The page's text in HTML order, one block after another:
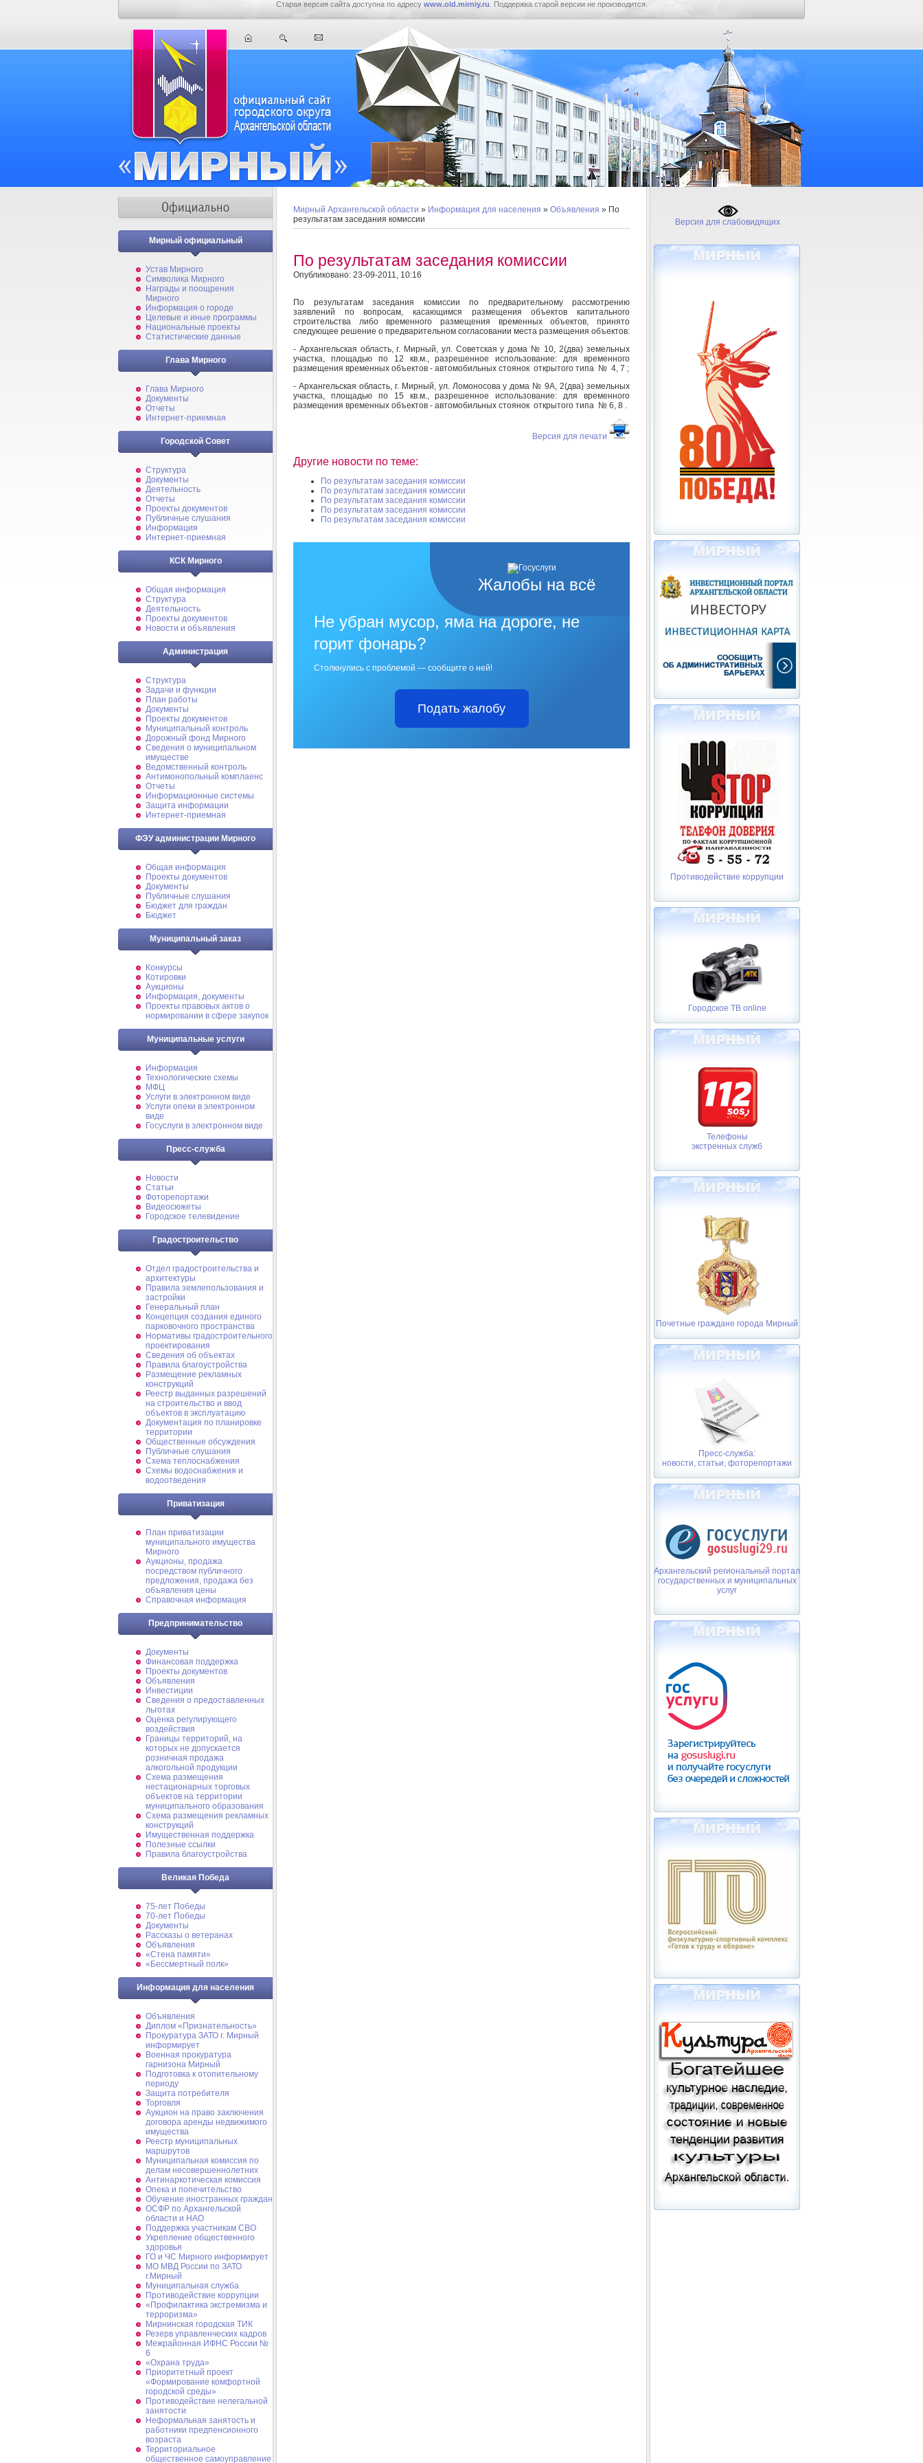
Старая версия сайта доступна по адресу www.old.mirniy.ru . Поддержка старой версии не производится.
Мирный официальный
Устав Мирного
Символика Мирного
Награды и поощрения
Мирного
Информация о городе
Целевые и иные программы
Национальные проекты
Статистические данные
Глава Мирного
Глава Мирного
Документы
Отчеты
Интернет-приемная
Городской Совет
Структура
Документы
Деятельность
Отчеты
Проекты документов
Публичные слушания
Информация
Интернет-приемная
КСК Мирного
Общая информация
Структура
Деятельность
Проекты документов
Новости и объявления
Администрация
Структура
Задачи и функции
План работы
Документы
Проекты документов
Муниципальный контроль
Дорожный фонд Мирного
Cведения о муниципальном
имуществе
Ведомственный контроль
Антимонопольный комплаенс
Отчеты
Информационные системы
Защита информации
Интернет-приемная
ФЭУ администрации Мирного
Общая информация
Проекты документов
Документы
Публичные слушания
Бюджет для граждан
Бюджет
Муниципальный заказ
Конкурсы
Котировки
Аукционы
Информация, документы
Проекты правовых актов о
нормировании в сфере закупок
Муниципальные услуги
Информация
Технологические схемы
МФЦ
Услуги в электронном виде
Услуги опеки в электронном
виде
Госуслуги в электронном виде
Пресс-служба
Новости
Статьи
Фоторепортажи
Видеосюжеты
Городское телевидение
Градостроительство
Отдел градостроительства и
архитектуры
Правила землепользования и
застройки
Генеральный план
Концепция создания единого
парковочного пространства
Нормативы градостроительного
проектирования
Сведения об объектах
Правила благоустройства
Размещение рекламных
конструкций
Реестр выданных разрешений
на строительство и ввод
объектов в эксплуатацию
Документация по планировке
территории
Общественные обсуждения
Публичные слушания
Схема теплоснабжения
Схемы водоснабжения и
водоотведения
Приватизация
План приватизации
муниципального имущества
Мирного
Аукционы, продажа
посредством публичного
предложения, продажа без
объявления цены
Справочная информация
Предпринимательство
Документы
Финансовая поддержка
Проекты документов
Объявления
Инвестиции
Сведения о предоставленных
льготах
Оценка регулирующего
воздействия
Границы территорий, на
которых не допускается
розничная продажа
алкогольной продукции
Схема размещения
нестационарных торговых
объектов на территории
муниципального образования
Схема размещения рекламных
конструкций
Имущественная поддержка
Полезные ссылки
Правила благоустройства
Великая Победа
75-лет Победы
70-лет Победы
Документы
Рассказы о ветеранах
Объявления
«Стена памяти»
«Бессмертный полк»
Информация для населения
Объявления
Диплом «Признательность»
Прокуратура ЗАТО г. Мирный
информирует
Военная прокуратура
гарнизона Мирный
Подготовка к отопительному
периоду
Защита потребителя
Торговля
Аукцион на право заключения
договора аренды недвижимого
имущества
Реестр муниципальных
маршрутов
Муниципальная комиссия по
делам несовершеннолетних
Антинаркотическая комиссия
Опека и попечительство
Обучение иностранных граждан
ОСФР по Архангельской
области и НАО
Поддержка участникам СВО
Укрепление общественного
здоровья
ГО и ЧС Мирного информирует
МО МВД России по ЗАТО
г.Мирный
Муниципальная cлужба
Противодействие коррупции
«Профилактика экстремизма и
терроризма»
Мирнинская городская ТИК
Резерв управленческих кадров
Межрайонная ИФНС России №
6
«Охрана труда»
Приоритетный проект
«Формирование комфортной
городской среды»
Противодействие нелегальной
занятости
Неформальная занятость и
работники предпенсионного
возраста
Территориальное
общественное самоуправление
Мирный Архангельской области » Информация для населения » Объявления » По
результатам заседания комиссии
По результатам заседания комиссии
Опубликовано: 23-09-2011, 10:16
По результатам заседания комиссии по предварительному рассмотрению
заявлений по вопросам, касающимся размещения объектов капитального
строительства либо временного размещения временных объектов, принято
следующее решение о предварительном согласовании места размещения объектов:
- Архангельская область, г. Мирный, ул. Советская у дома № 10, 2(два) земельных
участка, площадью по 12 кв.м., разрешенное использование: для временного
размещения временных объектов - автомобильных стоянок открытого типа № 4, 7 ;
- Архангельская область, г. Мирный, ул. Ломоносова у дома № 9А, 2(два) земельных
участка, площадью по 15 кв.м., разрешенное использование: для временного
размещения временных объектов - автомобильных стоянок открытого типа № 6, 8 .
Версия для печати
Другие новости по теме:
По результатам заседания комиссии
По результатам заседания комиссии
По результатам заседания комиссии
По результатам заседания комиссии
По результатам заседания комиссии
Жалобы на всё
Не убран мусор, яма на дороге, не
горит фонарь?
Столкнулись с проблемой — сообщите о ней!
Подать жалобу
Версия для слабовидящих
Противодействие коррупции
Городское ТВ online
Телефоны
экстренных служб
Почетные граждане города Мирный
Пресс-служба:
новости, статьи, фоторепортажи
Архангельский региональный портал
государственных и муниципальных
услуг